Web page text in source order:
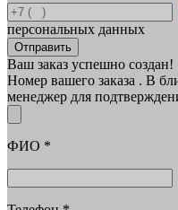
персональных данных
Отправить
Ваш заказ успешно создан!
Номер вашего заказа . В
менеджер для
ФИО *